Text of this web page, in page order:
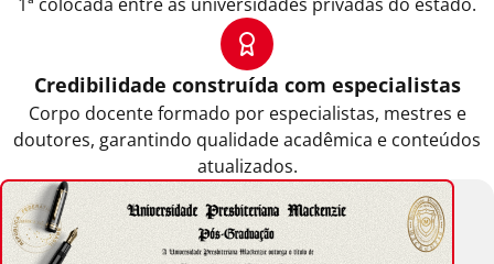
Credibilidade construída com especialistas
Corpo docente formado por especialistas, mestres e
doutores, garantindo qualidade acadêmica e conteúdos
atualizados.